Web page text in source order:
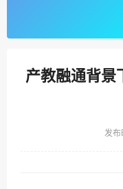
产教融通背景
发